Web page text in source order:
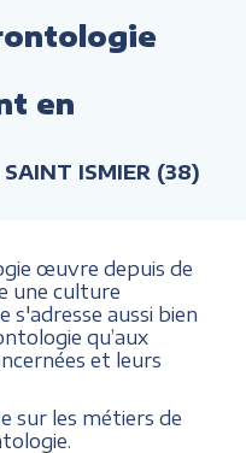
en
ISMIER (38)
œuvre depuis de
une culture
s'adresse aussi bien
qu’aux
et leurs
sur les métiers de